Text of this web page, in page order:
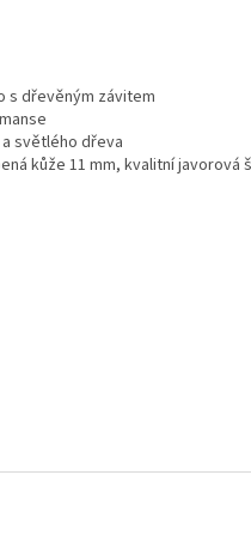
s dřevěným závitem
světlého dřeva
kůže 11 mm, kvalitní javorová